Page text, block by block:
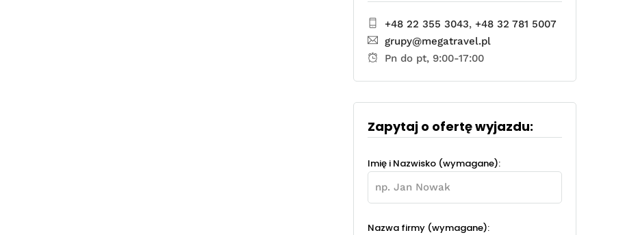
+48 22 355 3043,+48 32 781 5007
grupy@megatravel.pl
Pn do pt, 9:00-17:00
Zapytaj o ofertę wyjazdu:
Imię i Nazwisko (wymagane):
Nazwa firmy (wymagane):